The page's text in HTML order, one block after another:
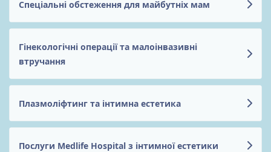
Спеціальні обстеження для майбутніх мам
Гінекологічні операції та малоінвазивні
втручання
Плазмоліфтинг та інтимна естетика
Послуги Medlife Hospital з інтимної естетики